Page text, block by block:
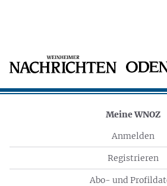
Meine WNOZ
Anmelden
Registrieren
Abo- und